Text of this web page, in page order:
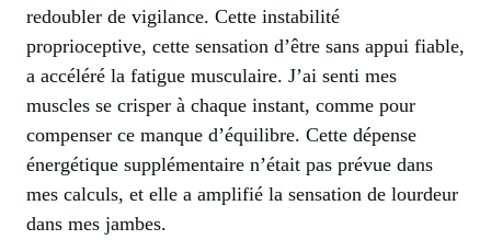
redoubler de vigilance. Cette instabilité
proprioceptive, cette sensation d’être sans appui fiable,
a accéléré la fatigue musculaire. J’ai senti mes
muscles se crisper à chaque instant, comme pour
compenser ce manque d’équilibre. Cette dépense
énergétique supplémentaire n’était pas prévue dans
mes calculs, et elle a amplifié la sensation de lourdeur
dans mes jambes.